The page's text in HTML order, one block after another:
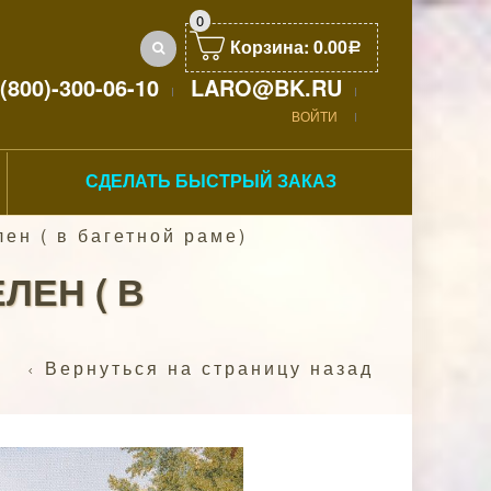
0
Корзина: 0.00Р
300-06-10 LARO@BK.RU
ВОЙТИ
СДЕЛАТЬ БЫСТРЫЙ ЗАКАЗ
( в багетной раме)
( В
Вернуться на страницу назад